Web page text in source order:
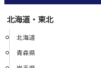
北海道・東北
北海道
青森県